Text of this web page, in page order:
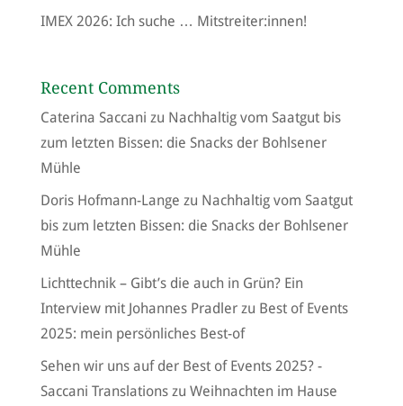
IMEX 2026: Ich suche … Mitstreiter:innen!
Recent Comments
Caterina Saccani zu Nachhaltig vom Saatgut bis
zum letzten Bissen: die Snacks der Bohlsener
Mühle
Doris Hofmann-Lange zu Nachhaltig vom Saatgut
bis zum letzten Bissen: die Snacks der Bohlsener
Mühle
Lichttechnik – Gibt’s die auch in Grün? Ein
Interview mit Johannes Pradlerzu Best of Events
2025: mein persönliches Best-of
Sehen wir uns auf der Best of Events 2025? -
Saccani Translationszu Weihnachten im Hause